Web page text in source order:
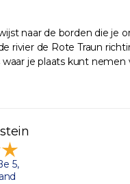
naar de borden die
de Rote Traun
je plaats kunt
5,